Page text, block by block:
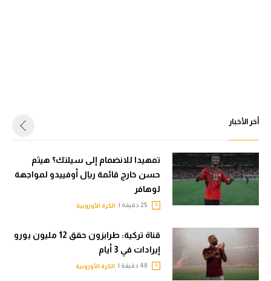
أخر الأخبار
تمهيدا للانضمام إلى سيلتك؟ هيثم
حسن خارج قائمة ريال أوفييدو لمواجهة
لوهافر
الكرة الأوروبية
قناة تركية: طرابزون حقق 12 مليون يورو
إيرادات في 3 أيام
الكرة الأوروبية